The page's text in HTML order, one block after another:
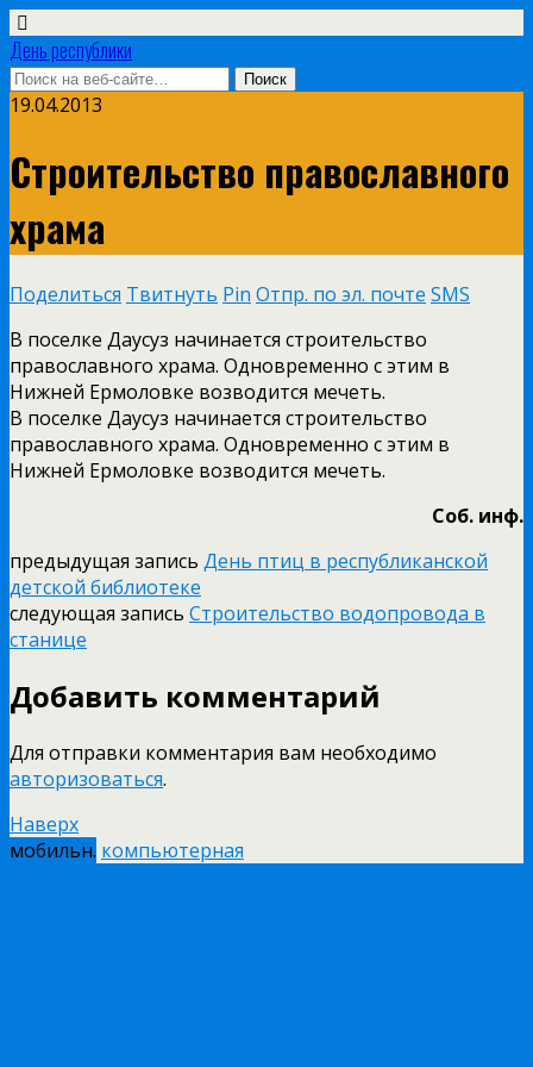
День республики
19.04.2013
Строительство православного
храма
Поделиться Твитнуть Pin Отпр. по эл. почте SMS
В поселке Даусуз начинается строительство
православного храма. Одновременно с этим в
Нижней Ермоловке возводится мечеть.
В поселке Даусуз начинается строительство
православного храма. Одновременно с этим в
Нижней Ермоловке возводится мечеть.
Соб. инф.
предыдущая запись День птиц в республиканской
детской библиотеке
следующая запись Строительство водопровода в
станице
Добавить комментарий
Для отправки комментария вам необходимо
авторизоваться.
Наверх
мобильн. компьютерная